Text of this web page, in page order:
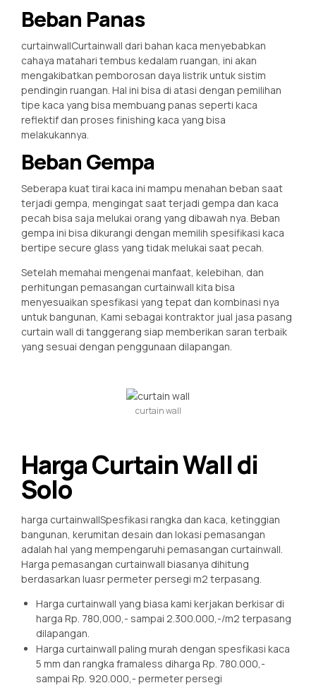
Beban Panas
curtainwallCurtainwall dari bahan kaca menyebabkan
cahaya matahari tembus kedalam ruangan, ini akan
mengakibatkan pemborosan daya listrik untuk sistim
pendingin ruangan. Hal ini bisa di atasi dengan pemilihan
tipe kaca yang bisa membuang panas seperti kaca
reflektif dan proses finishing kaca yang bisa
melakukannya.
Beban Gempa
Seberapa kuat tirai kaca ini mampu menahan beban saat
terjadi gempa, mengingat saat terjadi gempa dan kaca
pecah bisa saja melukai orang yang dibawah nya. Beban
gempa ini bisa dikurangi dengan memilih spesifikasi kaca
bertipe secure glass yang tidak melukai saat pecah.
Setelah memahai mengenai manfaat, kelebihan, dan
perhitungan pemasangan curtainwall kita bisa
menyesuaikan spesfikasi yang tepat dan kombinasi nya
untuk bangunan, Kami sebagai kontraktor jual jasa pasang
curtain wall di tanggerang siap memberikan saran terbaik
yang sesuai dengan penggunaan dilapangan.
curtain wall
Harga Curtain Wall di
Solo
harga curtainwallSpesfikasi rangka dan kaca, ketinggian
bangunan, kerumitan desain dan lokasi pemasangan
adalah hal yang mempengaruhi pemasangan curtainwall.
Harga pemasangan curtainwall biasanya dihitung
berdasarkan luasr permeter persegi m2 terpasang.
Harga curtainwall yang biasa kami kerjakan berkisar di
harga Rp. 780,000,- sampai 2.300.000,-/m2 terpasang
dilapangan.
Harga curtainwall paling murah dengan spesfikasi kaca
5 mm dan rangka framaless diharga Rp. 780.000,-
sampai Rp. 920.000,- permeter persegi